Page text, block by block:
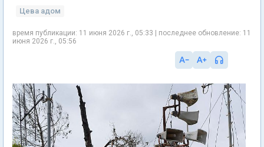
Цева адом
время публикации: 11 июня 2026 г., 05:33 | последнее обновление: 11
июня 2026 г., 05:56